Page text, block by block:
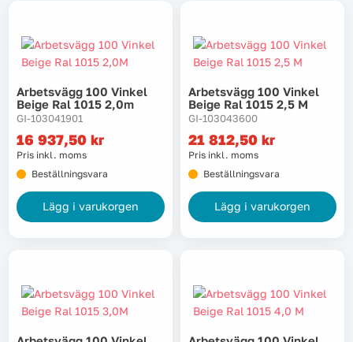
Arbetsvägg 100 Vinkel
Beige Ral 1015 2,0m
GI-103041901
16 937,50 kr
Pris inkl. moms
Beställningsvara
Lägg i varukorgen
Arbetsvägg 100 Vinkel
Beige Ral 1015 2,5 M
GI-103043600
21 812,50 kr
Pris inkl. moms
Beställningsvara
Lägg i varukorgen